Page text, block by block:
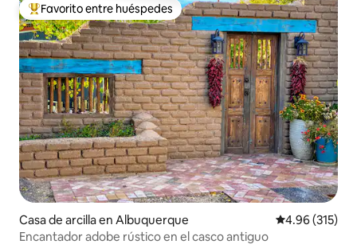
De los mejores en Favorito entre huéspedes
Favorito entre huéspedes
Casa de arcilla en Albuquerque Calificación
4.96 (315)
Encantador adobe rústico en el casco antiguo